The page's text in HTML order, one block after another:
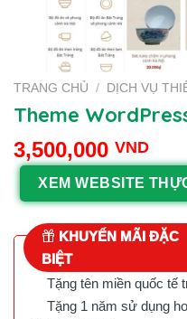
TRANG CHỦ / DỊCH VỤ
Theme
3,500,000 VND
XEM WEBSITE
KHUYẾN MÃI ĐẶC
BIỆT
Tặng tên miền quốc tế
Tặng 1 năm sử dụng